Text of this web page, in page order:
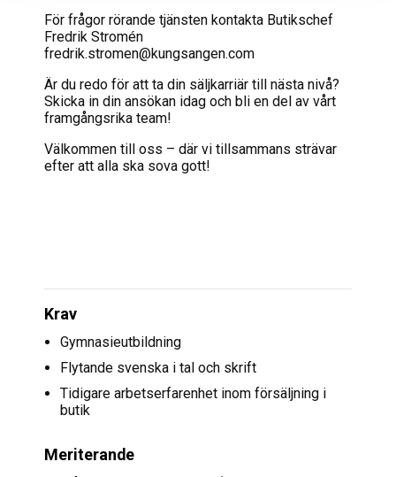
För frågor rörande tjänsten kontakta Butikschef
Fredrik Stromén
fredrik.stromen@kungsangen.com
Är du redo för att ta din säljkarriär till nästa nivå?
Skicka in din ansökan idag och bli en del av vårt
framgångsrika team!
Välkommen till oss – där vi tillsammans strävar
efter att alla ska sova gott!
Krav
Gymnasieutbildning
Flytande svenska i tal och skrift
Tidigare arbetserfarenhet inom försäljning i
butik
Meriterande